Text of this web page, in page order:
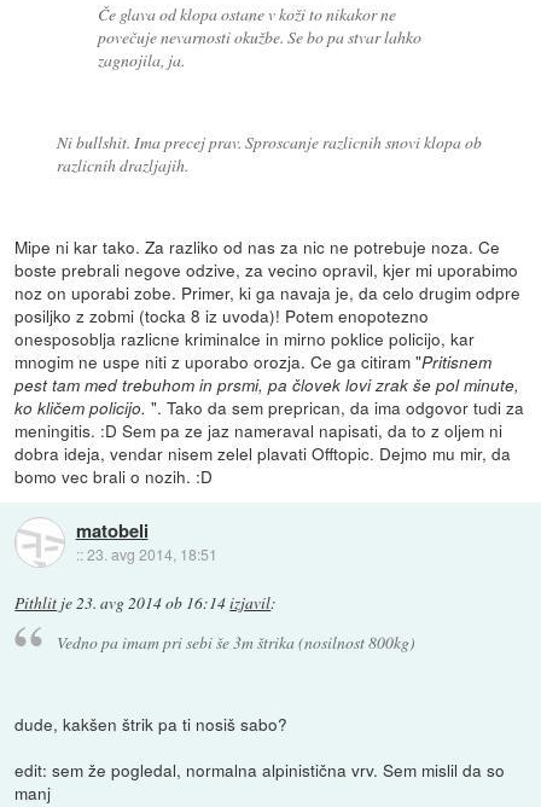
Če glava od klopa ostane v koži to nikakor ne
povečuje nevarnosti okužbe. Se bo pa stvar lahko
zagnojila, ja.
Ni bullshit. Ima precej prav. Sproscanje razlicnih snovi klopa ob
razlicnih drazljajih.
Mipe ni kar tako. Za razliko od nas za nic ne potrebuje noza. Ce
boste prebrali negove odzive, za vecino opravil, kjer mi uporabimo
noz on uporabi zobe. Primer, ki ga navaja je, da celo drugim odpre
posiljko z zobmi (tocka 8 iz uvoda)! Potem enopotezno
onesposoblja razlicne kriminalce in mirno poklice policijo, kar
mnogim ne uspe niti z uporabo orozja. Ce ga citiram "Pritisnem
pest tam med trebuhom in prsmi, pa človek lovi zrak še pol minute,
ko kličem policijo.". Tako da sem preprican, da ima odgovor tudi za
meningitis. :D Sem pa ze jaz nameraval napisati, da to z oljem ni
dobra ideja, vendar nisem zelel plavati Offtopic. Dejmo mu mir, da
bomo vec brali o nozih. :D
matobeli
::23. avg 2014, 18:51
Pithlit je 23. avg 2014 ob 16:14izjavil:
Vedno pa imam pri sebi še 3m štrika (nosilnost 800kg)
dude, kakšen štrik pa ti nosiš sabo?
edit: sem že pogledal, normalna alpinistična vrv. Sem mislil da so
manj